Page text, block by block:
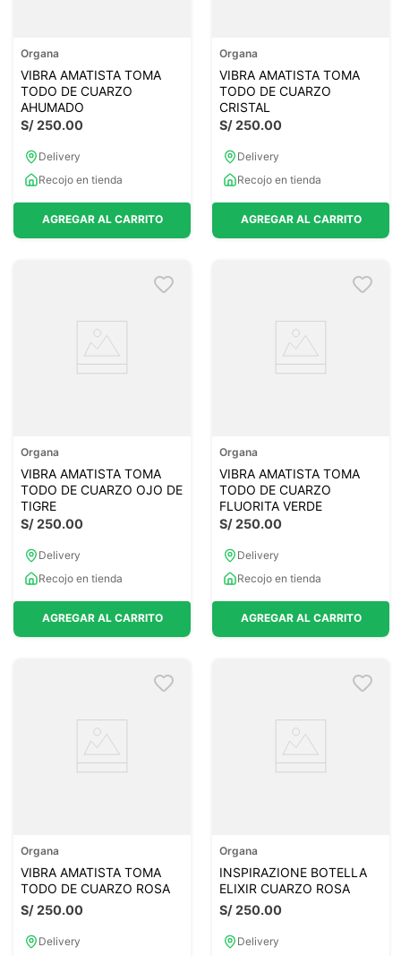
Organa
VIBRA AMATISTA TOMA
TODO DE CUARZO
AHUMADO
S/250.00
Delivery
Recojo en tienda
AGREGAR AL CARRITO
Organa
VIBRA AMATISTA TOMA
TODO DE CUARZO
CRISTAL
S/250.00
Delivery
Recojo en tienda
AGREGAR AL CARRITO
Organa
VIBRA AMATISTA TOMA
TODO DE CUARZO OJO DE
TIGRE
S/250.00
Delivery
Recojo en tienda
AGREGAR AL CARRITO
Organa
VIBRA AMATISTA TOMA
TODO DE CUARZO
FLUORITA VERDE
S/250.00
Delivery
Recojo en tienda
AGREGAR AL CARRITO
Organa
VIBRA AMATISTA TOMA
TODO DE CUARZO ROSA
S/250.00
Delivery
Organa
INSPIRAZIONE BOTELLA
ELIXIR CUARZO ROSA
S/250.00
Delivery